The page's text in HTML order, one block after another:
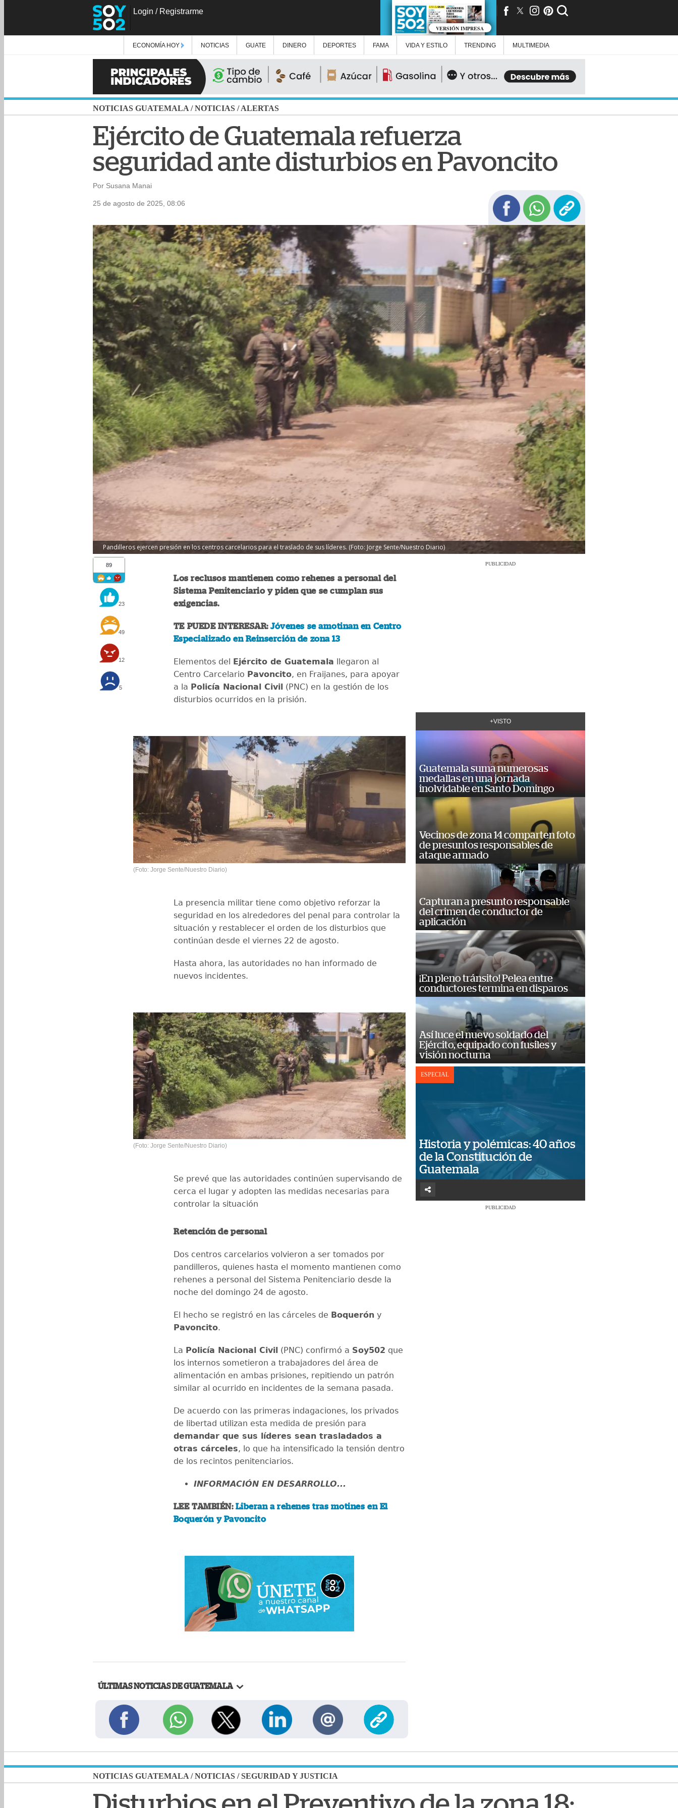
Login / Registrarme
VERSIÓN IMPRESA
ECONOMÍA HOY NOTICIAS GUATE DINERO DEPORTES FAMA VIDA Y ESTILO TRENDING MULTIMEDIA
NOTICIAS GUATEMALA /NOTICIAS /ALERTAS
Ejército de Guatemala refuerza
seguridad ante disturbios en Pavoncito
Por Susana Manai
25 de agosto de 2025, 08:06
Pandilleros ejercen presión en los centros carcelarios para el traslado de sus líderes. (Foto: Jorge Sente/Nuestro Diario)
89
23
49
12
5
Los reclusos mantienen como rehenes a personal del
Sistema Penitenciario y piden que se cumplan sus
exigencias.
TE PUEDE INTERESAR:Jóvenes se amotinan en Centro
Especializado en Reinserción de zona 13
Elementos del Ejército de Guatemala llegaron al
Centro Carcelario Pavoncito, en Fraijanes, para apoyar
a la Policía Nacional Civil (PNC) en la gestión de los
disturbios ocurridos en la prisión.
(Foto: Jorge Sente/Nuestro Diario)
La presencia militar tiene como objetivo reforzar la
seguridad en los alrededores del penal para controlar la
situación y restablecer el orden de los disturbios que
continúan desde el viernes 22 de agosto.
Hasta ahora, las autoridades no han informado de
nuevos incidentes.
(Foto: Jorge Sente/Nuestro Diario)
Se prevé que las autoridades continúen supervisando de
cerca el lugar y adopten las medidas necesarias para
controlar la situación
Retención de personal
Dos centros carcelarios volvieron a ser tomados por
pandilleros, quienes hasta el momento mantienen como
rehenes a personal del Sistema Penitenciario desde la
noche del domingo 24 de agosto.
El hecho se registró en las cárceles de Boquerón y
Pavoncito.
La Policía Nacional Civil (PNC) confirmó a Soy502 que
los internos sometieron a trabajadores del área de
alimentación en ambas prisiones, repitiendo un patrón
similar al ocurrido en incidentes de la semana pasada.
De acuerdo con las primeras indagaciones, los privados
de libertad utilizan esta medida de presión para
demandar que sus líderes sean trasladados a
otras cárceles, lo que ha intensificado la tensión dentro
de los recintos penitenciarios.
INFORMACIÓN EN DESARROLLO...
LEE TAMBIÉN: Liberan a rehenes tras motines en El
Boquerón y Pavoncito
ÚLTIMAS NOTICIAS DE GUATEMALA
PUBLICIDAD
+VISTO
Guatemala suma numerosas
medallas en una jornada
inolvidable en Santo Domingo
Vecinos de zona 14 comparten foto
de presuntos responsables de
ataque armado
Capturan a presunto responsable
del crimen de conductor de
aplicación
¡En pleno tránsito! Pelea entre
conductores termina en disparos
Así luce el nuevo soldado del
Ejército, equipado con fusiles y
visión nocturna
ESPECIAL
Historia y polémicas: 40 años
de la Constitución de
Guatemala
PUBLICIDAD
NOTICIAS GUATEMALA /NOTICIAS /SEGURIDAD Y JUSTICIA